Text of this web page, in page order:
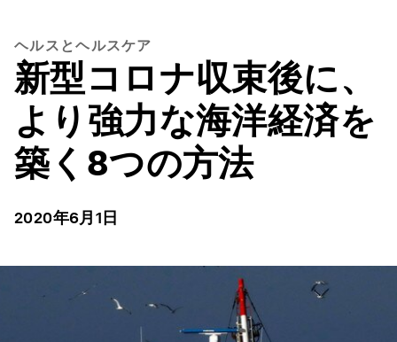
ヘルスとヘルスケア
新型コロナ収束後に、
より強力な海洋経済を
築く8つの方法
2020年6月1日